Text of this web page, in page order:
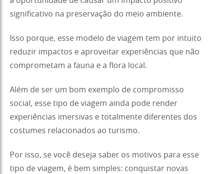
significativo na preservação do meio ambiente.
Isso porque, esse modelo de viagem tem por intuito
reduzir impactos e aproveitar experiências que não
comprometam a fauna e a flora local.
Além de ser um bom exemplo de compromisso
social, esse tipo de viagem ainda pode render
experiências imersivas e totalmente diferentes dos
costumes relacionados ao turismo.
Por isso, se você deseja saber os motivos para esse
tipo de viagem, é bem simples: conquistar novas